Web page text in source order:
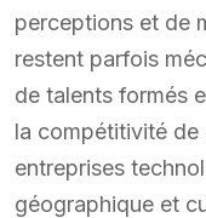
perceptions et de
restent parfois
de talents formés
la compétitivité de
entreprises
géographique et